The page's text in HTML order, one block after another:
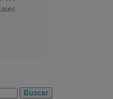
Buscar